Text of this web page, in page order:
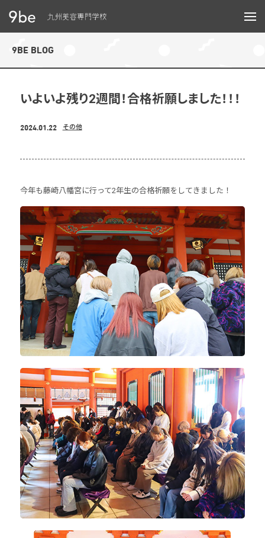
9BE BLOG
いよいよ残り2週間！合格祈願しました！！！
2024.01.22 その他
今年も藤崎八幡宮に行って2年生の合格祈願をしてきました！